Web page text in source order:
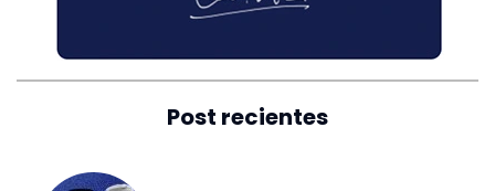
Post recientes